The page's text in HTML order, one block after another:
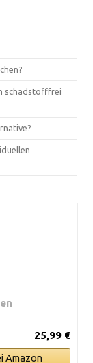
schadstofffrei
25,99 €
Amazon